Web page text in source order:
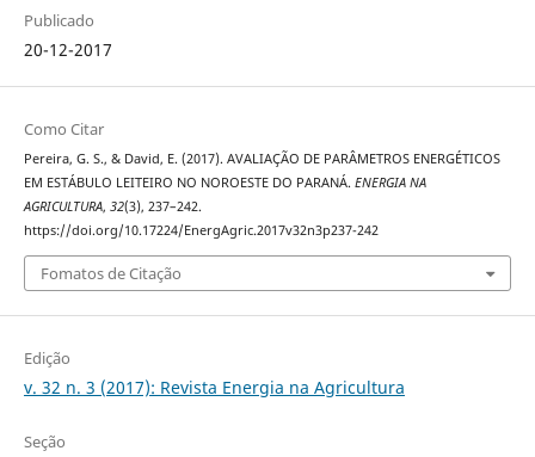
Publicado
20-12-2017
Como Citar
Pereira, G. S., & David, E. (2017). AVALIAÇÃO DE PARÂMETROS ENERGÉTICOS
EM ESTÁBULO LEITEIRO NO NOROESTE DO PARANÁ. ENERGIA NA
AGRICULTURA, 32(3), 237–242.
https://doi.org/10.17224/EnergAgric.2017v32n3p237-242
Fomatos de Citação
Edição
v. 32 n. 3 (2017): Revista Energia na Agricultura
Seção